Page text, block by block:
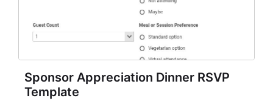
Sponsor Appreciation Dinner RSVP
Template